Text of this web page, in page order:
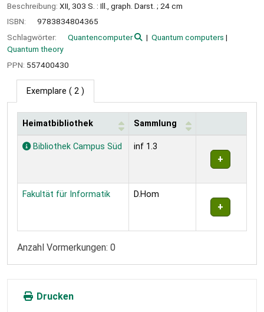
Beschreibung: XII, 303 S. : Ill., graph. Darst. ; 24 cm
ISBN:
9783834804365
Schlagwörter:
Quantencomputer
Quantum computers
Quantum theory
PPN: 557400430
Exemplare ( 2 )
Exemplare
Heimatbibliothek Sammlung
Bibliothek Campus Süd inf 1.3
Fakultät für Informatik D.Hom
Anzahl Vormerkungen: 0
Drucken